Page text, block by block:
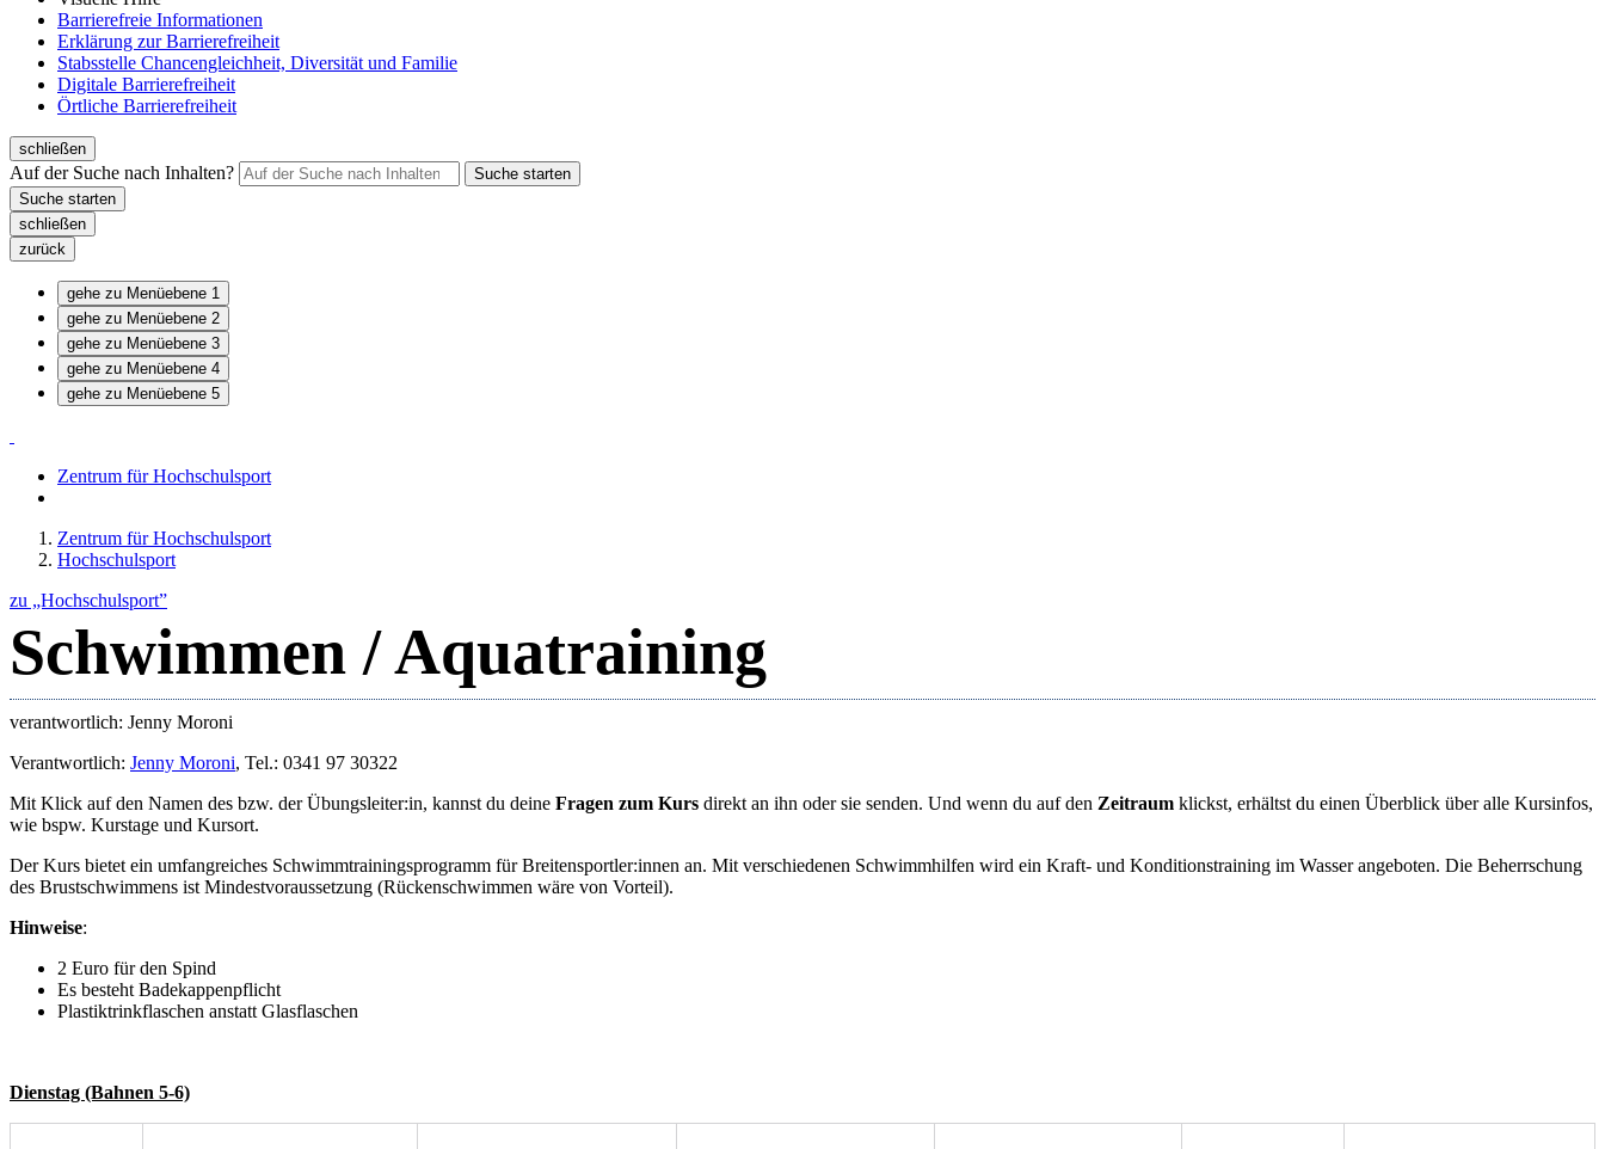
Barrierefreie Informationen
Erklärung zur Barrierefreiheit
Stabsstelle Chancengleichheit, Diversität und Familie
Digitale Barrierefreiheit
Örtliche Barrierefreiheit
schließen
Auf der Suche nach Inhalten?
schließen
zurück
gehe zu Menüebene 1
gehe zu Menüebene 2
gehe zu Menüebene 3
gehe zu Menüebene 4
gehe zu Menüebene 5
Zentrum für Hochschulsport
Zentrum für Hochschulsport
Hochschulsport
zu „Hochschulsport”
Schwimmen / Aquatraining
verantwortlich: Jenny Moroni
Verantwortlich: Jenny Moroni, Tel.: 0341 97 30322
Mit Klick auf den Namen des bzw. der Übungsleiter:in, kannst du deine Fragen zum Kurs direkt an ihn oder sie senden. Und wenn du auf den Zeitraum klickst, erhältst du einen Überblick über alle Kursinfos,
wie bspw. Kurstage und Kursort.
Der Kurs bietet ein umfangreiches Schwimmtrainingsprogramm für Breitensportler:innen an. Mit verschiedenen Schwimmhilfen wird ein Kraft- und Konditionstraining im Wasser angeboten. Die Beherrschung
des Brustschwimmens ist Mindestvoraussetzung (Rückenschwimmen wäre von Vorteil).
Hinweise:
2 Euro für den Spind
Es besteht Badekappenpflicht
Plastiktrinkflaschen anstatt Glasflaschen
Dienstag (Bahnen 5-6)